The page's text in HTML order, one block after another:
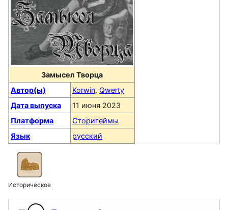
Замысел Творца
Автор(ы)
Korwin, Qwerty
Дата выпуска
11 июня 2023
Платформа
Сторигеймы
Язык
русский
Историческое